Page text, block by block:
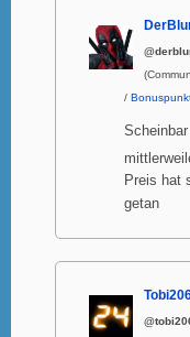
/
Preis hat
getan